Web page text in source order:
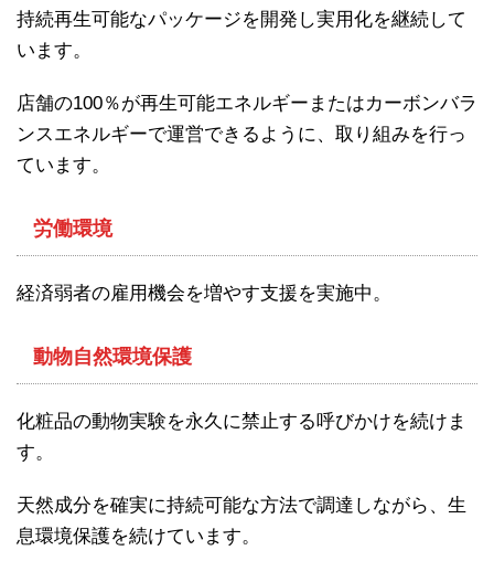
持続再生可能なパッケージを開発し実用化を継続して
います。
店舗の100％が再生可能エネルギーまたはカーボンバラ
ンスエネルギーで運営できるように、取り組みを行っ
ています。
労働環境
経済弱者の雇用機会を増やす支援を実施中。
動物自然環境保護
化粧品の動物実験を永久に禁止する呼びかけを続けま
す。
天然成分を確実に持続可能な方法で調達しながら、生
息環境保護を続けています。